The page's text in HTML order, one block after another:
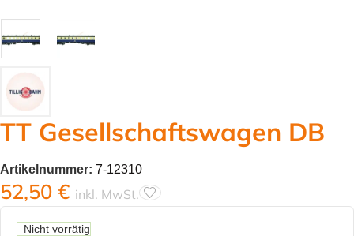
TT Gesellschaftswagen DB
Artikelnummer: 7-12310
52,50 € inkl. MwSt.
Nicht vorrätig